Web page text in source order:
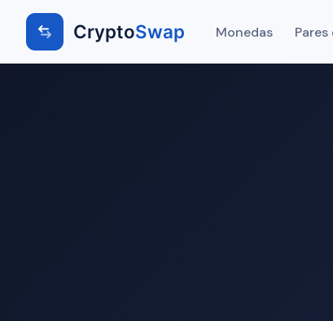
CryptoSwap Monedas